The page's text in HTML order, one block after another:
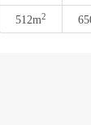
512m2